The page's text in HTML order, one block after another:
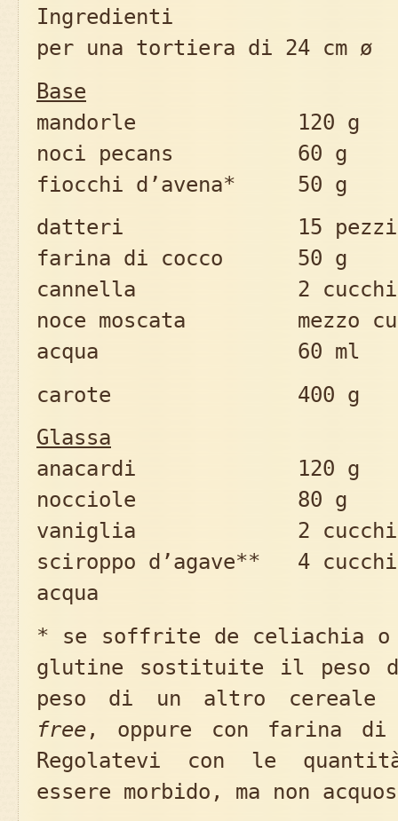
Ingredienti
per una tortiera di 24 cm ø
Base
mandorle 120 g
noci pecans 60 g
fiocchi d’avena* 50 g
datteri 15 pezzi o
farina di cocco 50 g
cannella 2
noce moscata mezzo
acqua 60 ml
carote 400 g
Glassa
anacardi 120 g
nocciole 80 g
vaniglia 2
sciroppo d’agave** 4
acqua
* se soffrite de celiachia
glutine sostituite il peso
peso di un altro
free, oppure con farina
Regolatevi con le
essere morbido, ma non